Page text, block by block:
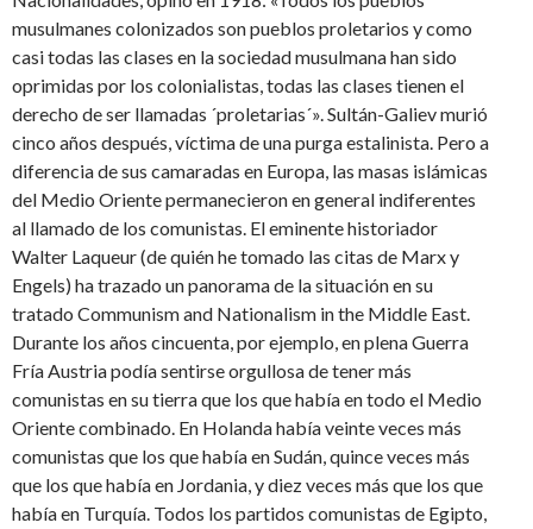
musulmanes colonizados son pueblos proletarios y como
casi todas las clases en la sociedad musulmana han sido
oprimidas por los colonialistas, todas las clases tienen el
derecho de ser llamadas ´proletarias´». Sultán-Galiev murió
cinco años después, víctima de una purga estalinista. Pero a
diferencia de sus camaradas en Europa, las masas islámicas
del Medio Oriente permanecieron en general indiferentes
al llamado de los comunistas. El eminente historiador
Walter Laqueur (de quién he tomado las citas de Marx y
Engels) ha trazado un panorama de la situación en su
tratado Communism and Nationalism in the Middle East.
Durante los años cincuenta, por ejemplo, en plena Guerra
Fría Austria podía sentirse orgullosa de tener más
comunistas en su tierra que los que había en todo el Medio
Oriente combinado. En Holanda había veinte veces más
comunistas que los que había en Sudán, quince veces más
que los que había en Jordania, y diez veces más que los que
había en Turquía. Todos los partidos comunistas de Egipto,